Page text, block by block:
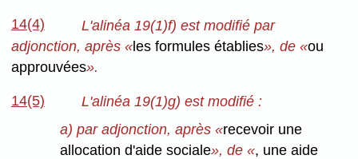
14(4)
L'alinéa 19(1)f) est modifié par
adjonction, après «les formules établies», de «ou
approuvées».
14(5)
L'alinéa 19(1)g) est modifié :
a) par adjonction, après «recevoir une
allocation d'aide sociale», de «, une aide